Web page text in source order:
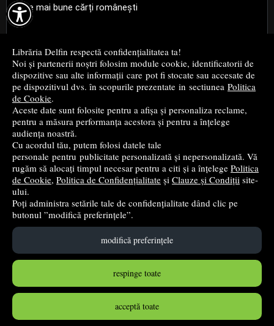

Librăria Delfin respectă confidențialitatea ta!
Noi și partenerii noștri folosim module cookie, identificatorii de
dispozitive sau alte informații care pot fi stocate sau accesate de
pe dispozitivul dvs. în scopurile prezentate in sectiunea Politica
de Cookie.
Aceste date sunt folosite pentru a afișa și personaliza reclame,
pentru a măsura performanța acestora și pentru a înțelege
audiența noastră.
Cu acordul tău, putem folosi datele tale
personale pentru publicitate personalizată și nepersonalizată. Vă
rugăm să alocați timpul necesar pentru a citi și a înțelege Politica
de Cookie, Politica de Confidențialitate și Clauze și Condiții site-
ului.
Poți administra setările tale de confidențialitate dând clic pe
butonul ”modifică preferințele”.
modifică preferințele
respinge toate
acceptă toate
Cele mai bune cărți românești
Cele mai bune cărți de istorie
Top cărți beletristică
...toate știrile
© 2004 - 2026Grup DZC SRL
Magazin onlinecreat de Vital Soft
Created in 0.0797 sec